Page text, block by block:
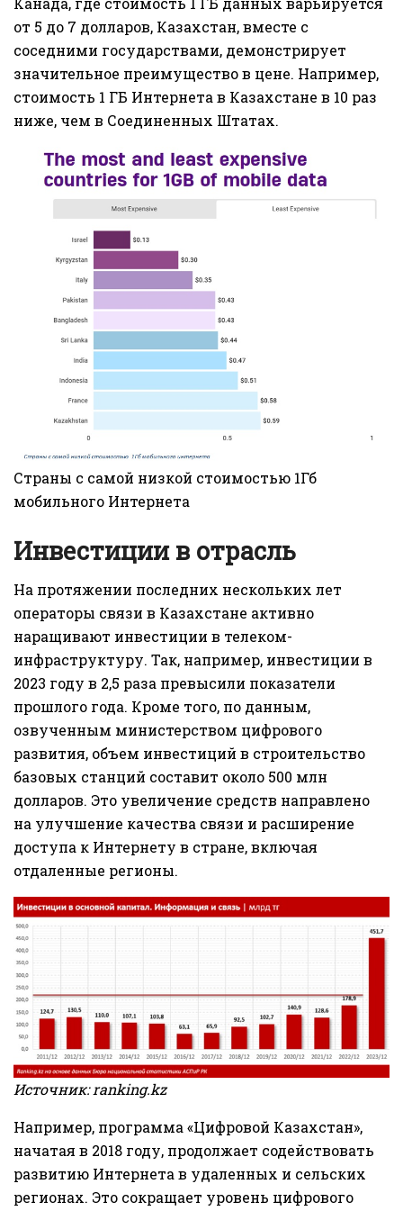
от 5 до 7 долларов, Казахстан, вместе с
соседними государствами, демонстрирует
значительное преимущество в цене. Например,
стоимость 1 ГБ Интернета в Казахстане в 10 раз
ниже, чем в Соединенных Штатах.
Страны с самой низкой стоимостью 1Гб
мобильного Интернета
Инвестиции в отрасль
На протяжении последних нескольких лет
операторы связи в Казахстане активно
наращивают инвестиции в телеком-
инфраструктуру. Так, например, инвестиции в
2023 году в 2,5 раза превысили показатели
прошлого года. Кроме того, по данным,
озвученным министерством цифрового
развития, объем инвестиций в строительство
базовых станций составит около 500 млн
долларов. Это увеличение средств направлено
на улучшение качества связи и расширение
доступа к Интернету в стране, включая
отдаленные регионы.
Источник:ranking.kz
Например, программа «Цифровой Казахстан»,
начатая в 2018 году, продолжает содействовать
развитию Интернета в удаленных и сельских
регионах. Это сокращает уровень цифрового